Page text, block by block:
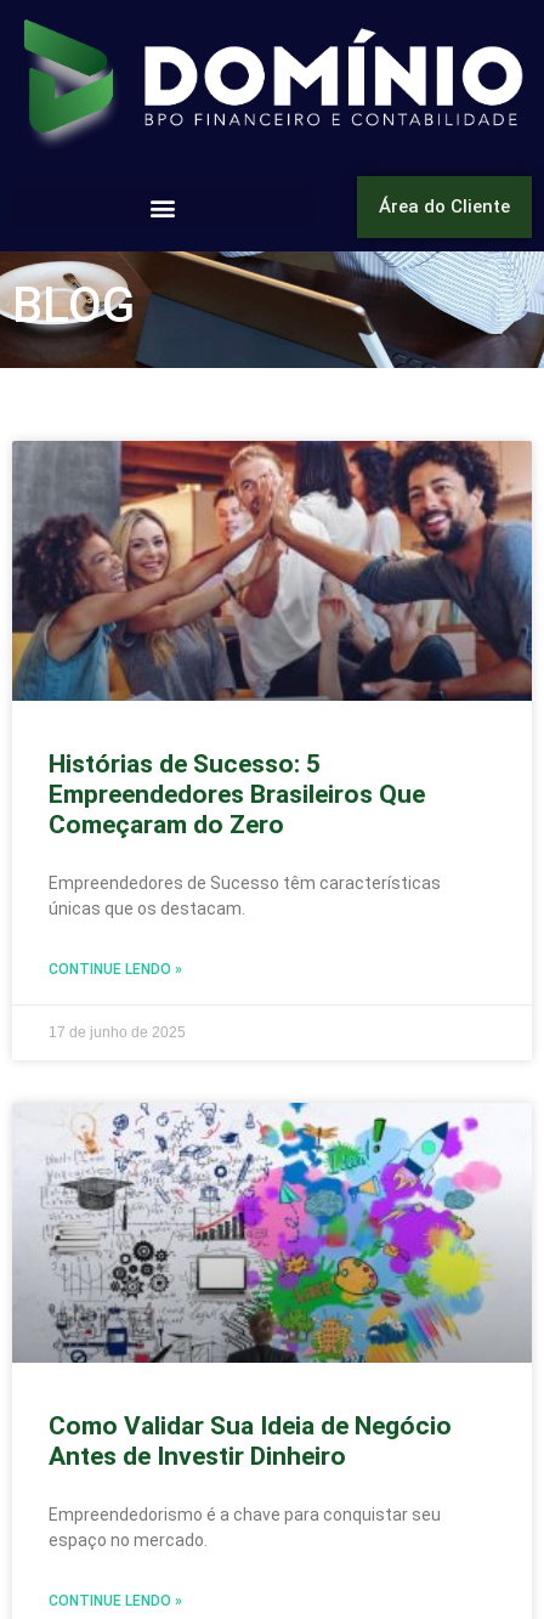
Área do Cliente
BLOG
Histórias de Sucesso: 5
Empreendedores Brasileiros Que
Começaram do Zero
Empreendedores de Sucesso têm características
únicas que os destacam.
CONTINUE LENDO »
17 de junho de 2025
Como Validar Sua Ideia de Negócio
Antes de Investir Dinheiro
Empreendedorismo é a chave para conquistar seu
espaço no mercado.
CONTINUE LENDO »